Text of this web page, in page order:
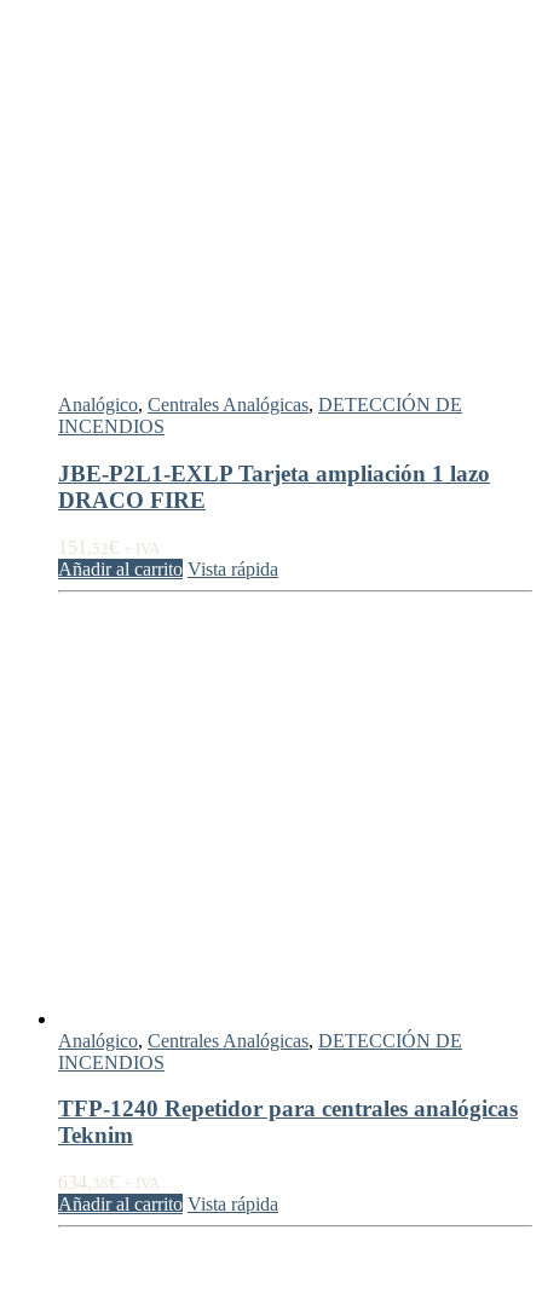
Analógico, Centrales Analógicas, DETECCIÓN DE
INCENDIOS
JBE-P2L1-EXLP Tarjeta ampliación 1 lazo
DRACO FIRE
151,52€ + IVA
Añadir al carrito Vista rápida
Analógico, Centrales Analógicas, DETECCIÓN DE
INCENDIOS
TFP-1240 Repetidor para centrales analógicas
Teknim
634,38€ + IVA
Añadir al carrito Vista rápida